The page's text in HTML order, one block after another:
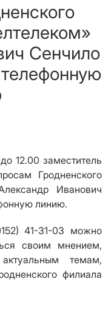
Сенчило
12.00 заместитель
Гродненского
Иванович
линию.
41-31-03 можно
своим мнением,
темам,
филиала